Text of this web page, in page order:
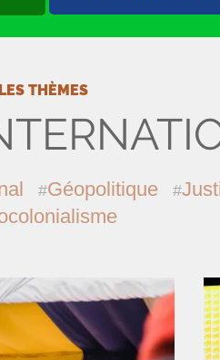
LES THÈMES
Géopolitique